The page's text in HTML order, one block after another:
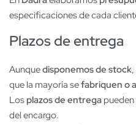
especificaciones de cada
Plazos de entrega
Aunquedisponemos de stock
que la mayoría sefabriquen o
Los plazos de entrega
del encargo.